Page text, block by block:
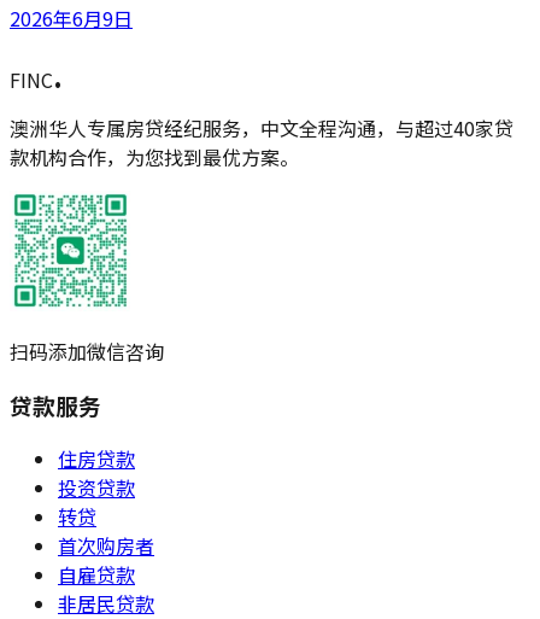
2026年6月9日
FINC.
澳洲华人专属房贷经纪服务，中文全程沟通，与超过40家贷
款机构合作，为您找到最优方案。
扫码添加微信咨询
贷款服务
住房贷款
投资贷款
转贷
首次购房者
自雇贷款
非居民贷款